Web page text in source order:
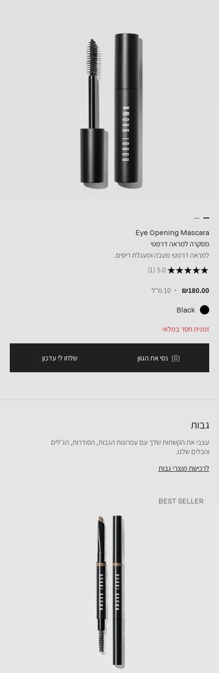
Eye Opening Mascara
מסקרה למראה דרמטי
למראה דרמטי מעבה ומעגלת ריסים.
5.0
(1)
₪180.00 10 מ"ל
Black
זמנית חסר במלאי
נסי את הגוון שלחו לי עדכון
גבות
עצבי את הקשתות שלך עם עפרונות הגבות, הפודרות, הג'לים
והכלים שלנו.
לרכישת מוצרי גבות
BEST SELLER